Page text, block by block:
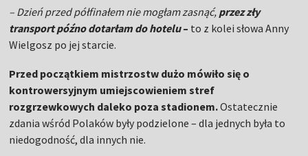
– Dzień przed półfinałem nie mogłam zasnąć, przez zły
transport późno dotarłam do hotelu– to z kolei słowa Anny
Wielgosz po jej starcie.
Przed początkiem mistrzostw dużo mówiło się o
kontrowersyjnym umiejscowieniem stref
rozgrzewkowych daleko poza stadionem.Ostatecznie
zdania wśród Polaków były podzielone – dla jednych była to
niedogodność, dla innych nie.